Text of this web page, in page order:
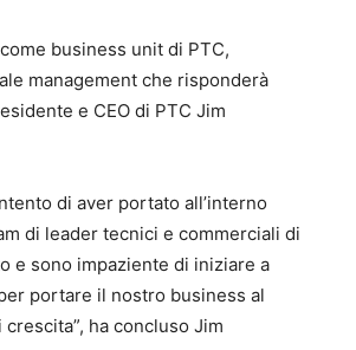
business unit di PTC,
management che risponderà
e CEO di PTC Jim
di aver portato all’interno
di leader tecnici e commerciali di
e sono impaziente di iniziare a
portare il nostro business al
ha concluso Jim